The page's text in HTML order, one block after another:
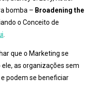
bomba – Broadening the
o Conceito de
que o Marketing se
as organizações sem
podem se beneficiar